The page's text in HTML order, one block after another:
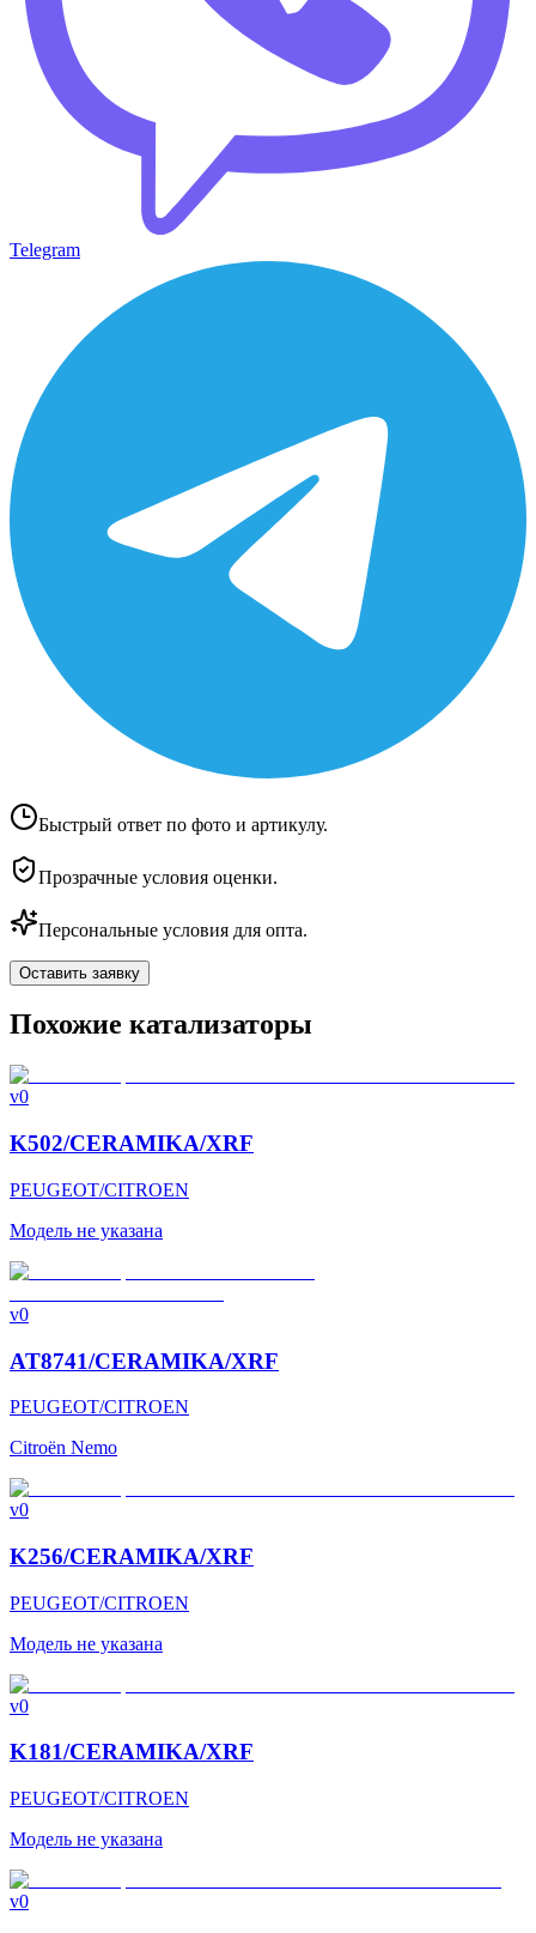
Telegram
Быстрый ответ по фото и артикулу.
Прозрачные условия оценки.
Персональные условия для опта.
Оставить заявку
Похожие катализаторы
v0
K502/CERAMIKA/XRF
PEUGEOT/CITROEN
Модель не указана
v0
AT8741/CERAMIKA/XRF
PEUGEOT/CITROEN
Citroën Nemo
v0
K256/CERAMIKA/XRF
PEUGEOT/CITROEN
Модель не указана
v0
K181/CERAMIKA/XRF
PEUGEOT/CITROEN
Модель не указана
v0